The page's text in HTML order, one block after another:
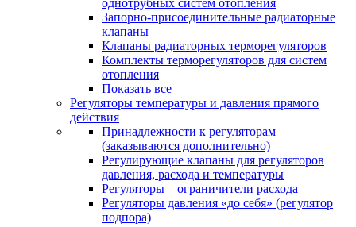
однотрубных систем отопления
Запорно-присоединительные радиаторные
клапаны
Клапаны радиаторных терморегуляторов
Комплекты терморегуляторов для систем
отопления
Показать все
Регуляторы температуры и давления прямого
действия
Принадлежности к регуляторам
(заказываются дополнительно)
Регулирующие клапаны для регуляторов
давления, расхода и температуры
Регуляторы – ограничители расхода
Регуляторы давления «до себя» (регулятор
подпора)